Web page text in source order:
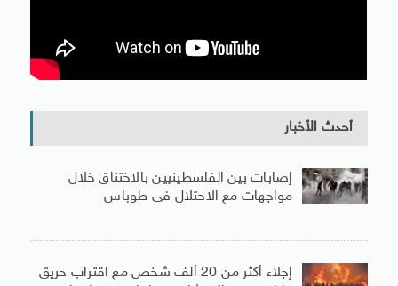
أحدث الأخبار
إصابات بين الفلسطينيين بالاختناق خلال
مواجهات مع الاحتلال فى طوباس
إجلاء أكثر من 20 ألف شخص مع اقتراب حريق